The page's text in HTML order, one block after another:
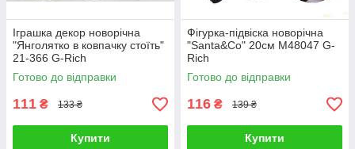
Іграшка декор новорічна
"Янголятко в ковпачку стоїть"
21-366 G-Rich
Готово до відправки
111 ₴ 133 ₴
Купити
Фігурка-підвіска новорічна
"Santa&Co" 20см M48047 G-
Rich
Готово до відправки
116 ₴ 139 ₴
Купити